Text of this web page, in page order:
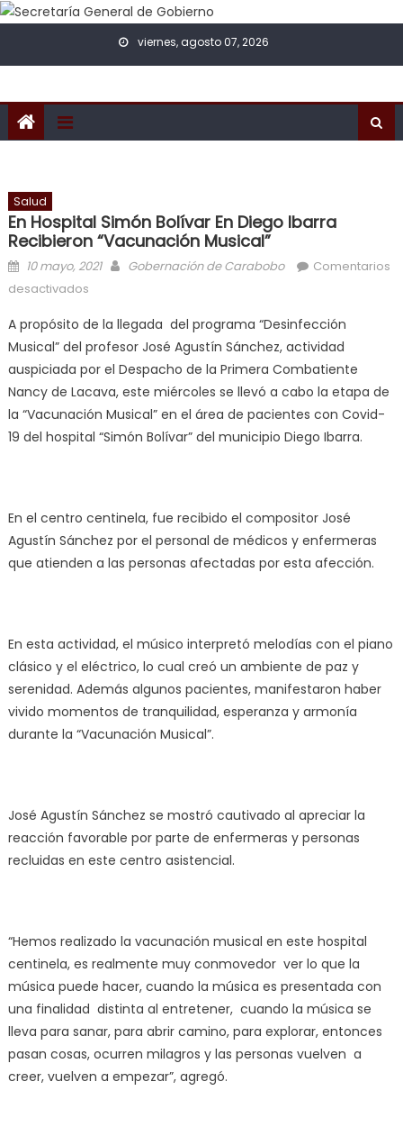
Skip to content
viernes, agosto 07, 2026
Salud
En Hospital Simón Bolívar En Diego Ibarra
Recibieron “Vacunación Musical”
Posted on
10 mayo, 2021 Author
Gobernación de Carabobo
Comentarios
desactivados
A propósito de la llegada del programa “Desinfección
Musical” del profesor José Agustín Sánchez, actividad
auspiciada por el Despacho de la Primera Combatiente
Nancy de Lacava, este miércoles se llevó a cabo la etapa de
la “Vacunación Musical” en el área de pacientes con Covid-
19 del hospital “Simón Bolívar” del municipio Diego Ibarra.
En el centro centinela, fue recibido el compositor José
Agustín Sánchez por el personal de médicos y enfermeras
que atienden a las personas afectadas por esta afección.
En esta actividad, el músico interpretó melodías con el piano
clásico y el eléctrico, lo cual creó un ambiente de paz y
serenidad. Además algunos pacientes, manifestaron haber
vivido momentos de tranquilidad, esperanza y armonía
durante la “Vacunación Musical”.
José Agustín Sánchez se mostró cautivado al apreciar la
reacción favorable por parte de enfermeras y personas
recluidas en este centro asistencial.
“Hemos realizado la vacunación musical en este hospital
centinela, es realmente muy conmovedor ver lo que la
música puede hacer, cuando la música es presentada con
una finalidad distinta al entretener, cuando la música se
lleva para sanar, para abrir camino, para explorar, entonces
pasan cosas, ocurren milagros y las personas vuelven a
creer, vuelven a empezar”, agregó.